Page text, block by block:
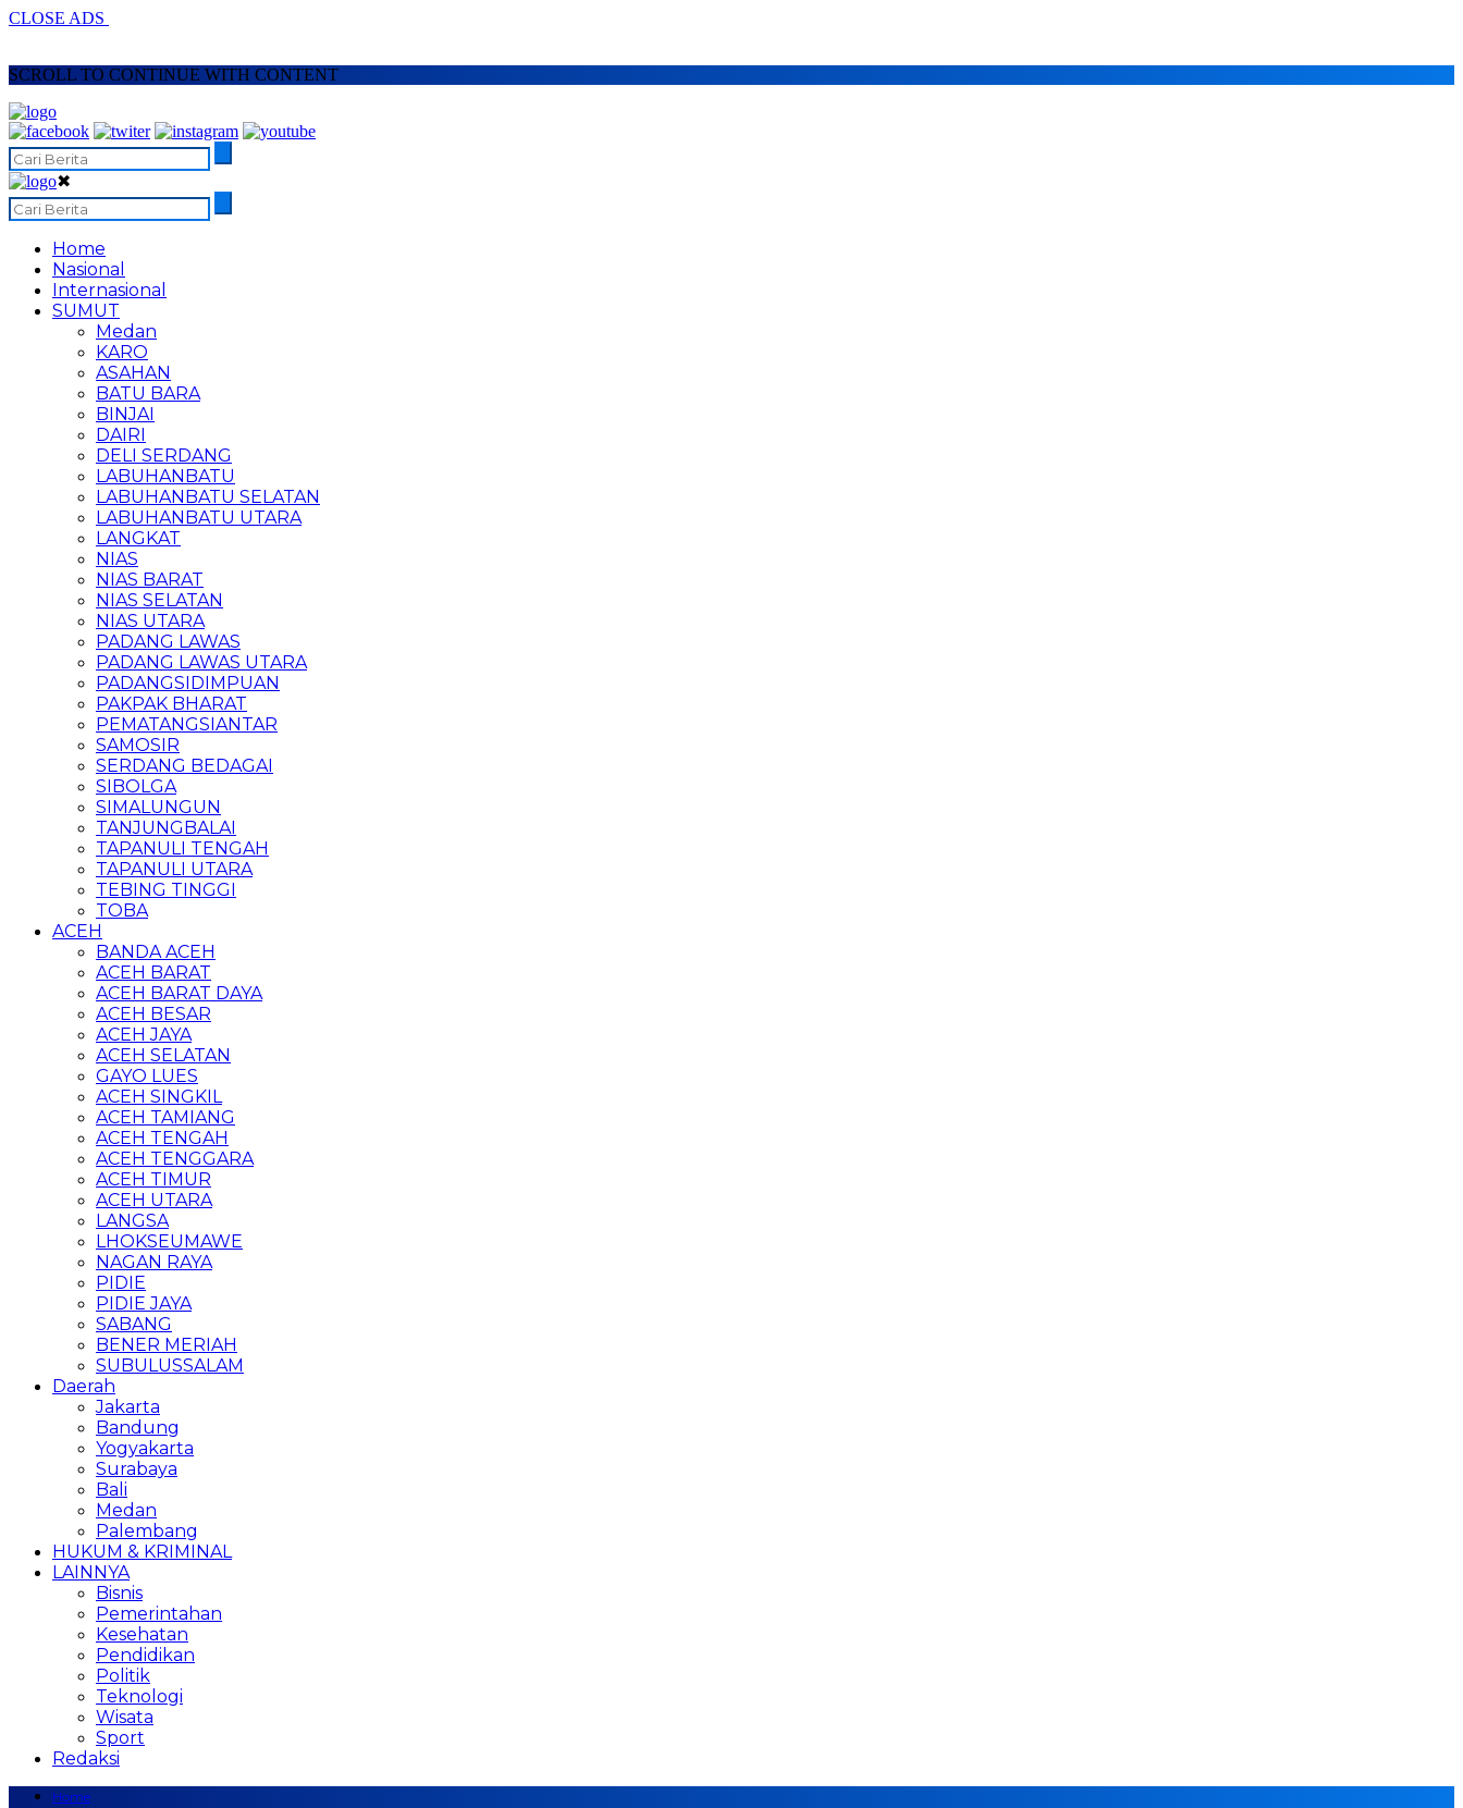
CLOSE ADS
SCROLL TO CONTINUE WITH CONTENT
✖
Home
Nasional
Internasional
SUMUT
Medan
KARO
ASAHAN
BATU BARA
BINJAI
DAIRI
DELI SERDANG
LABUHANBATU
LABUHANBATU SELATAN
LABUHANBATU UTARA
LANGKAT
NIAS
NIAS BARAT
NIAS SELATAN
NIAS UTARA
PADANG LAWAS
PADANG LAWAS UTARA
PADANGSIDIMPUAN
PAKPAK BHARAT
PEMATANGSIANTAR
SAMOSIR
SERDANG BEDAGAI
SIBOLGA
SIMALUNGUN
TANJUNGBALAI
TAPANULI TENGAH
TAPANULI UTARA
TEBING TINGGI
TOBA
ACEH
BANDA ACEH
ACEH BARAT
ACEH BARAT DAYA
ACEH BESAR
ACEH JAYA
ACEH SELATAN
GAYO LUES
ACEH SINGKIL
ACEH TAMIANG
ACEH TENGAH
ACEH TENGGARA
ACEH TIMUR
ACEH UTARA
LANGSA
LHOKSEUMAWE
NAGAN RAYA
PIDIE
PIDIE JAYA
SABANG
BENER MERIAH
SUBULUSSALAM
Daerah
Jakarta
Bandung
Yogyakarta
Surabaya
Bali
Medan
Palembang
HUKUM & KRIMINAL
LAINNYA
Bisnis
Pemerintahan
Kesehatan
Pendidikan
Politik
Teknologi
Wisata
Sport
Redaksi
Home